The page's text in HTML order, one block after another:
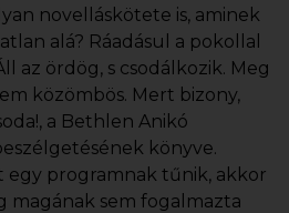
novelláskötete is, aminek
alá? Ráadásul a pokollal
az ördög, s csodálkozik. Meg
közömbös. Mert bizony,
a Bethlen Anikó
könyve.
egy programnak tűnik, akkor
magának sem fogalmazta